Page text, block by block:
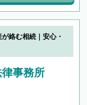
絡む相続｜安心・
事務所